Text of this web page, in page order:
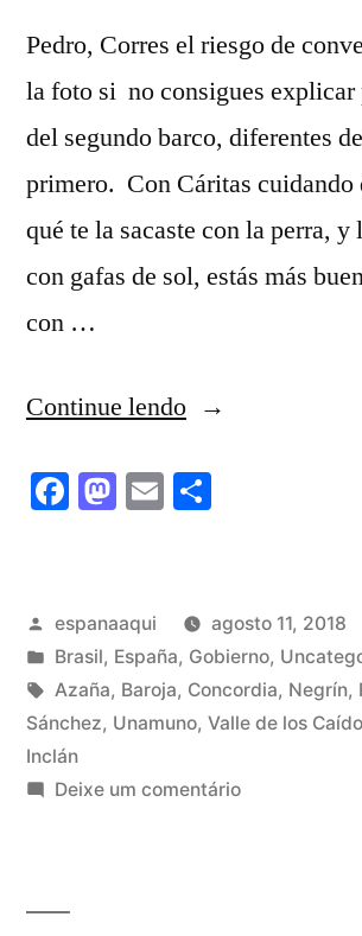
Pedro, Corres el riesgo de
la foto si no consigues explicar
del segundo barco, diferentes
primero. Con Cáritas cuidando
qué te la sacaste con la perra,
con gafas de sol, estás más
con …
Continue lendo“Pedro
el
foto
y
los
pasados
Facebook
Mastodon
Email
Publicado
por
espanaaqui
agosto 11, 2018
Publicado
em
Brasil, España, Gobierno,
Tags:
Azaña, Baroja, Concordia, Negrín,
Sánchez, Unamuno, Valle de los
Inclán
Deixe um comentárioem